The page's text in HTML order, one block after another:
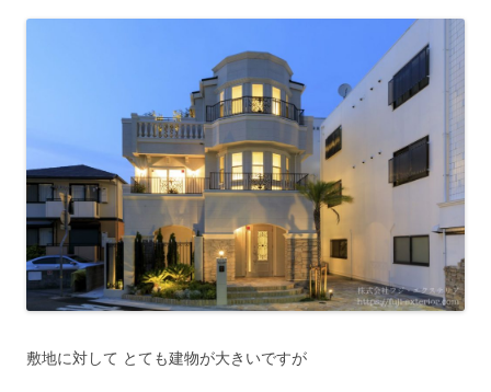
敷地に対して とても建物が大きいですが